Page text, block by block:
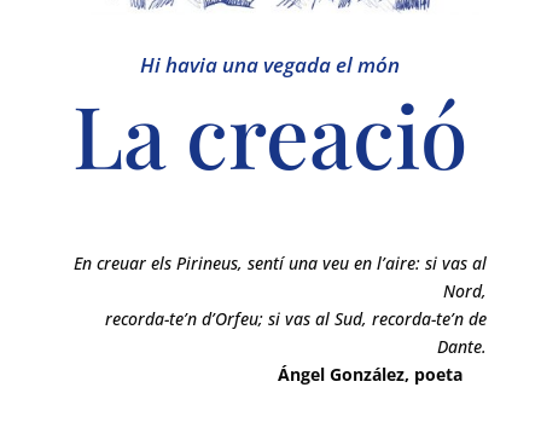
Hi havia una vegada el món
La creació
En creuar els Pirineus, sentí una veu en l’aire: si vas al
Nord,
recorda-te’n d’Orfeu; si vas al Sud, recorda-te’n de
Dante.
Ángel González, poeta